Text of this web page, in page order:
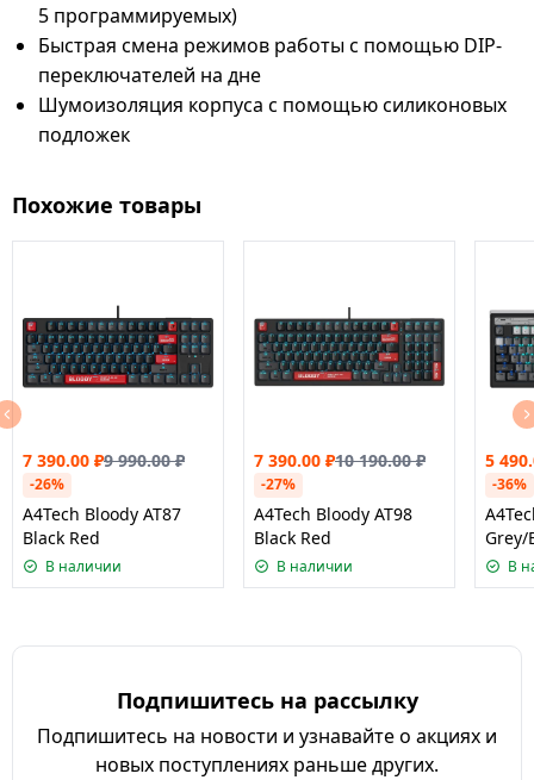
5 программируемых)
Быстрая смена режимов работы с помощью DIP-
переключателей на дне
Шумоизоляция корпуса с помощью силиконовых
подложек
Похожие товары
7 390.00 ₽9 990.00₽
-26%
A4Tech Bloody AT87
Black Red
В наличии
7 390.00 ₽10 190.00₽
-27%
A4Tech Bloody AT98
Black Red
В наличии
5
-36%
Grey/
В
Подпишитесь на рассылку
Подпишитесь на новости и узнавайте о акциях и
новых поступлениях раньше других.